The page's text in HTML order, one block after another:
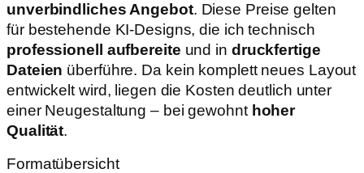
unverbindliches Angebot. Diese Preise gelten
für bestehende KI-Designs, die ich technisch
professionell aufbereite und in druckfertige
Dateien überführe. Da kein komplett neues Layout
entwickelt wird, liegen die Kosten deutlich unter
einer Neugestaltung – bei gewohnt hoher
Qualität.
Formatübersicht